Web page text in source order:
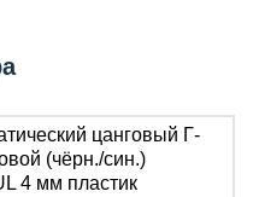
обеспечивается
. ###
угловой соединитель
цанговый Г-
(чёрн./син.)
4 мм пластик